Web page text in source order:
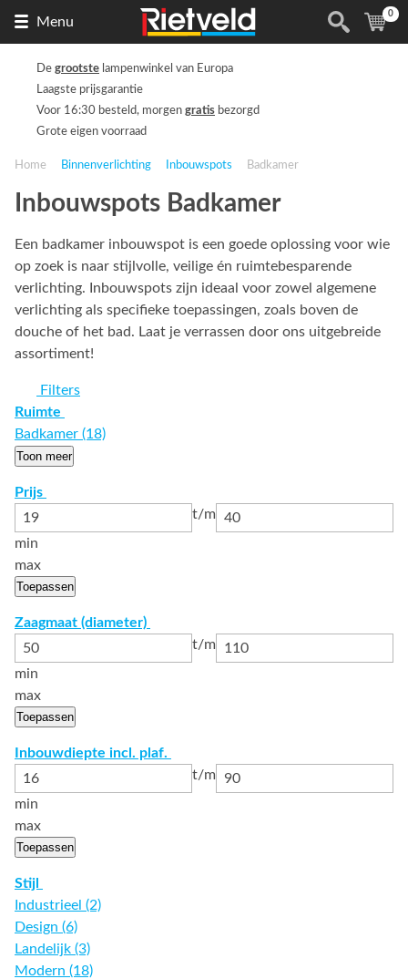
Menu
de
(
0
De grootste lampenwinkel van Europa
Laagste prijsgarantie
Voor 16:30 besteld, morgen gratis bezorgd
Grote eigen voorraad
Home Binnenverlichting Inbouwspots Badkamer
Inbouwspots Badkamer
Een badkamer inbouwspot is een goede oplossing voor wie
op zoek is naar stijlvolle, veilige én ruimtebesparende
verlichting. Inbouwspots zijn ideaal voor zowel algemene
verlichting als specifieke toepassingen, zoals boven de
douche of het bad. Laat je verrassen door ons uitgebreide
assortiment!
Filters
Ruimte
Badkamer (18)
Toon meer
Prijs
t/m
min
max
Toepassen
Zaagmaat (diameter)
t/m
min
max
Toepassen
Inbouwdiepte incl. plaf.
t/m
min
max
Toepassen
Stijl
Industrieel (2)
Design (6)
Landelijk (3)
Modern (18)